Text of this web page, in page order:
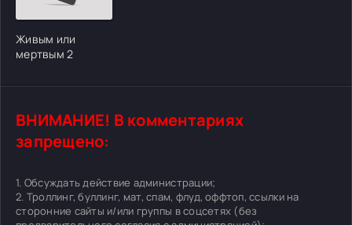
Живым или
мертвым 2
ВНИМАНИЕ! В комментариях
запрещено:
1. Обсуждать действие администрации;
2. Троллинг, буллинг, мат, спам, флуд, оффтоп, ссылки на
сторонние сайты и/или группы в соцсетях (без